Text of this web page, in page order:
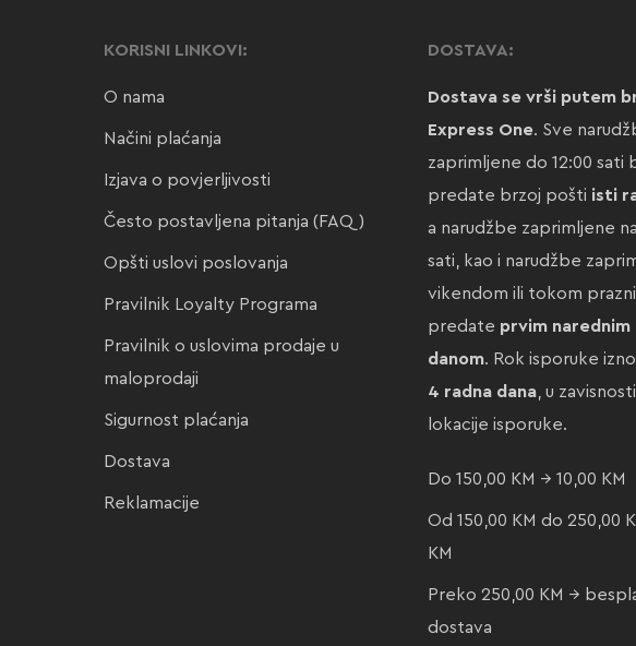
KORISNI LINKOVI:
O nama
Načini plaćanja
Izjava o povjerljivosti
Često postavljena pitanja (FAQ)
Opšti uslovi poslovanja
Pravilnik Loyalty Programa
Pravilnik o uslovima prodaje u
maloprodaji
Sigurnost plaćanja
Dostava
Reklamacije
DOSTAVA:
Dostava se vrši putem
Express One. Sve
zaprimljene do 12:00 sati
predate brzoj pošti isti
a narudžbe zaprimljene
sati, kao i narudžbe
vikendom ili tokom
predate prvim narednim
danom. Rok isporuke
4 radna dana, u
lokacije isporuke.
Do 150,00 KM → 10,00 KM
Od 150,00 KM do 250,00
KM
Preko 250,00 KM →
dostava